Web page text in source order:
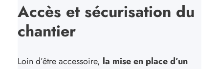
Accès et sécurisation du
chantier
Loin d’être accessoire, la mise en place d’un